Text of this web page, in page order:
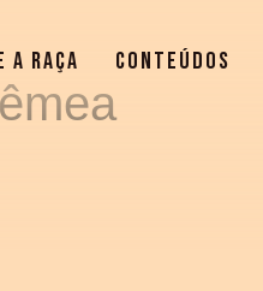
A RAÇA CONTEÚDOS